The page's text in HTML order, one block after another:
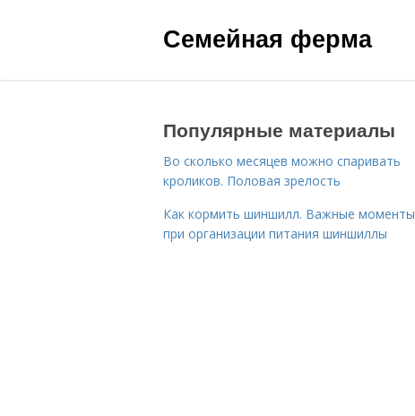
Семейная ферма
Популярные материалы
Во сколько месяцев можно спаривать
кроликов. Половая зрелость
Как кормить шиншилл. Важные моменты
при организации питания шиншиллы